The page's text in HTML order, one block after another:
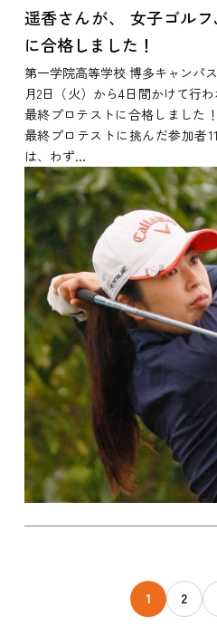
遥香さんが、 女子ゴル
に合格しました！
第一学院高等学校 博多キャンパ
月2日（火）から4日間かけて行
最終プロテストに合格しました
最終プロテストに挑んだ参加者
は、わず...
1 2